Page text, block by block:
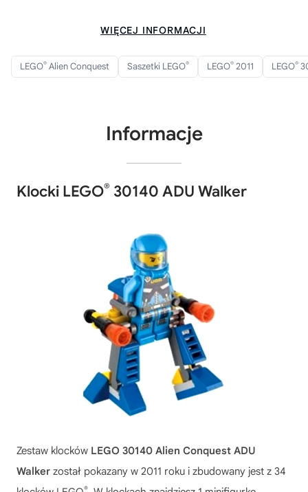
WIĘCEJ INFORMACJI
LEGO® Alien Conquest Saszetki LEGO® LEGO® 2011 LEGO®
Informacje
Klocki LEGO® 30140 ADU Walker
Zestaw klocków LEGO 30140 Alien Conquest ADU
Walker został pokazany w 2011 roku i zbudowany jest z 34
®